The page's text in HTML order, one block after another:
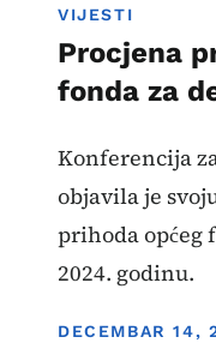
VIJESTI
Procjena
fonda za
Konferencija
objavila je
prihoda općeg
2024. godinu.
DISPLAY DATE
DECEMBAR 14,